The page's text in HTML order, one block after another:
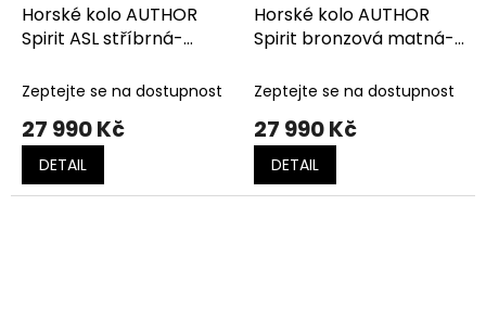
Horské kolo AUTHOR
Spirit ASL stříbrná-
Zeptejte se na dostupnost
27 990 Kč
DETAIL
Horské kolo AUTHOR
Spirit bronzová matná-
Zeptejte se na dostupnost
27 990 Kč
DETAIL